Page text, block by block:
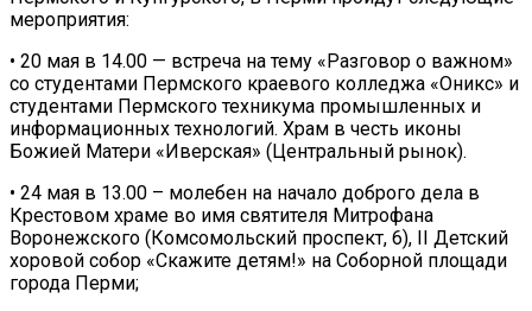
мероприятия:
• 20 мая в 14.00 — встреча на тему «Разговор о важном»
со студентами Пермского краевого колледжа «Оникс» и
студентами Пермского техникума промышленных и
информационных технологий. Храм в честь иконы
Божией Матери «Иверская» (Центральный рынок).
• 24 мая в 13.00 – молебен на начало доброго дела в
Крестовом храме во имя святителя Митрофана
Воронежского (Комсомольский проспект, 6), II Детский
хоровой собор «Скажите детям!» на Соборной площади
города Перми;